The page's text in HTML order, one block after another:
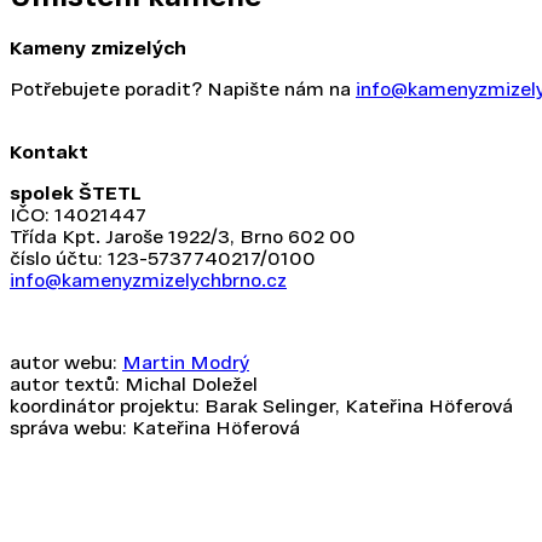
Kameny zmizelých
Potřebujete poradit? Napište nám na
Kontakt
spolek ŠTETL
IČO: 14021447
Třída Kpt. Jaroše 1922/3, Brno 602 00
číslo účtu: 123-5737740217/0100
info@kamenyzmizelychbrno.cz
autor webu: Martin Modrý
autor textů: Michal Doležel
koordinátor projektu: Barak Selinger, Kateřina Höferová
správa webu: Kateřina Höferová